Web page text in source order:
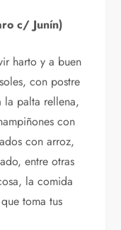
c/ Junín)
harto y a buen
con postre
la palta rellena,
con
con arroz,
entre otras
la comida
toma tus